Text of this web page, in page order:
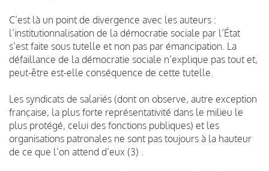
C’est là un point de divergence avec les auteurs :
l’institutionnalisation de la démocratie sociale par l’État
s’est faite sous tutelle et non pas par émancipation. La
défaillance de la démocratie sociale n’explique pas tout et,
peut-être est-elle conséquence de cette tutelle.
Les syndicats de salariés (dont on observe, autre exception
française, la plus forte représentativité dans le milieu le
plus protégé, celui des fonctions publiques) et les
organisations patronales ne sont pas toujours à la hauteur
de ce que l’on attend d’eux (3) .